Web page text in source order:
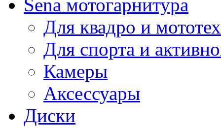
Sena мотогарнитура
Для квадро и
Для спорта и
Камеры
Аксессуары
Диски